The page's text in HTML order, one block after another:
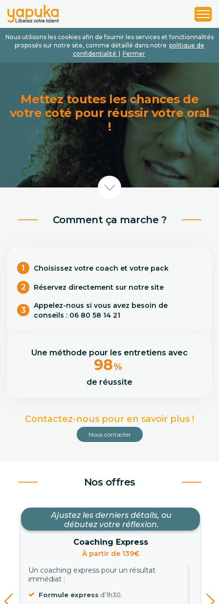
Nous utilisons les cookies afin de fournir les services et fonctionnalités
proposés sur notre site, comme détaillé dans notre politique de
confidentialité
Fermer
1
2
3
Mettez toutes les chances de
votre coté pour réussir votre oral
!
Comment ça marche ?
1 Choisissez votre coach et votre pack
2 Réservez directement sur notre site
3
Appelez-nous si vous avez besoin de
conseils : 06 80 58 14 21
Une méthode pour les entretiens avec
98%
de réussite
Contactez-nous pour en savoir plus !
Nous contacter
Nos offres
Ajustez les derniers détails, ou
débutez votre réflexion.
Coaching Express
À partir de 139€
Un coaching express pour un résultat
immédiat :
Formule express d’1h30.